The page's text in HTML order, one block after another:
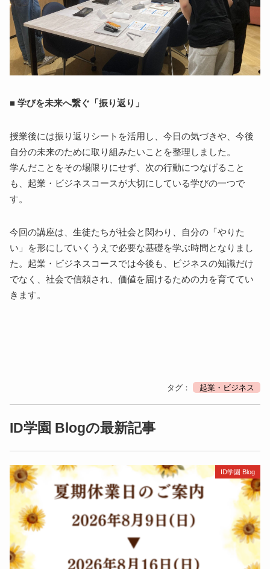
■ 学びを未来へ繋ぐ「振り返り」
授業後には振り返りシートを活用し、今日の気づきや、今後
自分の未来のために取り組みたいことを整理しました。
学んだことをその場限りにせず、次の行動につなげること
も、起業・ビジネスコースが大切にしている学びの一つで
す。
今回の講座は、生徒たちが社会と関わり、自分の「やりた
い」を形にしていくうえで必要な基礎を学ぶ時間となりまし
た。起業・ビジネスコースでは今後も、ビジネスの知識だけ
でなく、社会で信頼され、価値を届けるための力を育ててい
きます。
タグ： 起業・ビジネス
ID学園 Blogの最新記事
ID学園 Blog